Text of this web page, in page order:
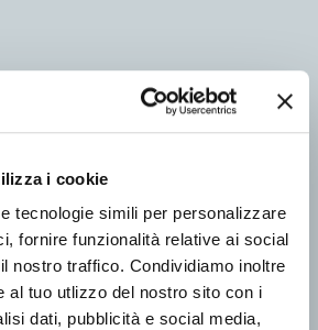
i cookie
tecnologie simili per personalizzare
fornire funzionalità relative ai social
nostro traffico. Condividiamo inoltre
al tuo utlizzo del nostro sito con i
dati, pubblicità e social media,